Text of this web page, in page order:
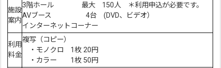
施設
案内
3階ホール 最大 150人 ＊利用申込が必要です。
AVブース 4台 (DVD、ビデオ）
インターネットコーナー
利用
料金
複写（コピー）
・モノクロ 1枚 20円
・カラー 1枚 50円